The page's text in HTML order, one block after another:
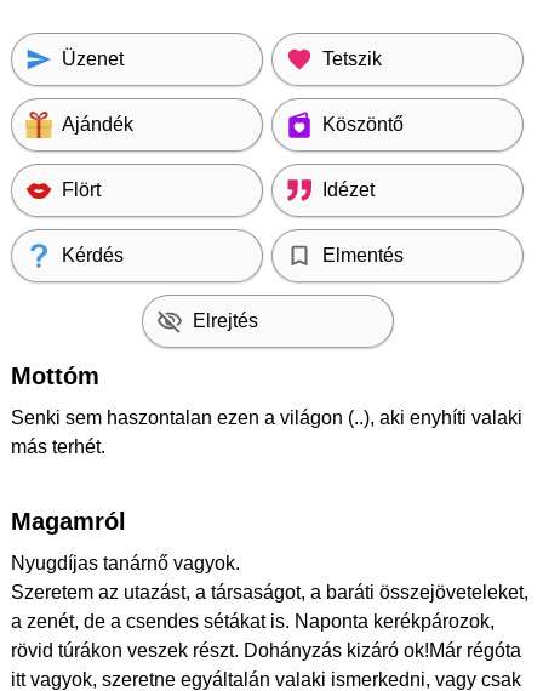
Üzenet Tetszik
Ajándék Köszöntő
Flört Idézet
Kérdés Elmentés
Elrejtés
Mottóm
Senki sem haszontalan ezen a világon (..), aki enyhíti valaki
más terhét.
Magamról
Nyugdíjas tanárnő vagyok.
Szeretem az utazást, a társaságot, a baráti összejöveteleket,
a zenét, de a csendes sétákat is. Naponta kerékpározok,
rövid túrákon veszek részt. Dohányzás kizáró ok!Már régóta
itt vagyok, szeretne egyáltalán valaki ismerkedni, vagy csak